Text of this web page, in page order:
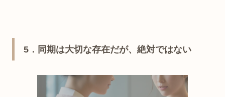
5．同期は大切な存在だが、絶対ではない